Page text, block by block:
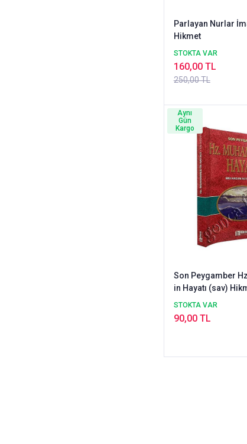
Parlayan Nurlar
Hikmet
STOKTA VAR
250,00 TL
160,00 TL
Son Peygamber
in Hayatı (sav)
STOKTA VAR
90,00 TL
Aynı
Gün
Kargo